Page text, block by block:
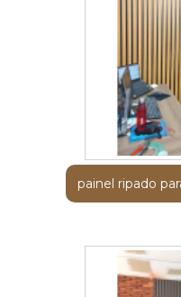
painel ripado